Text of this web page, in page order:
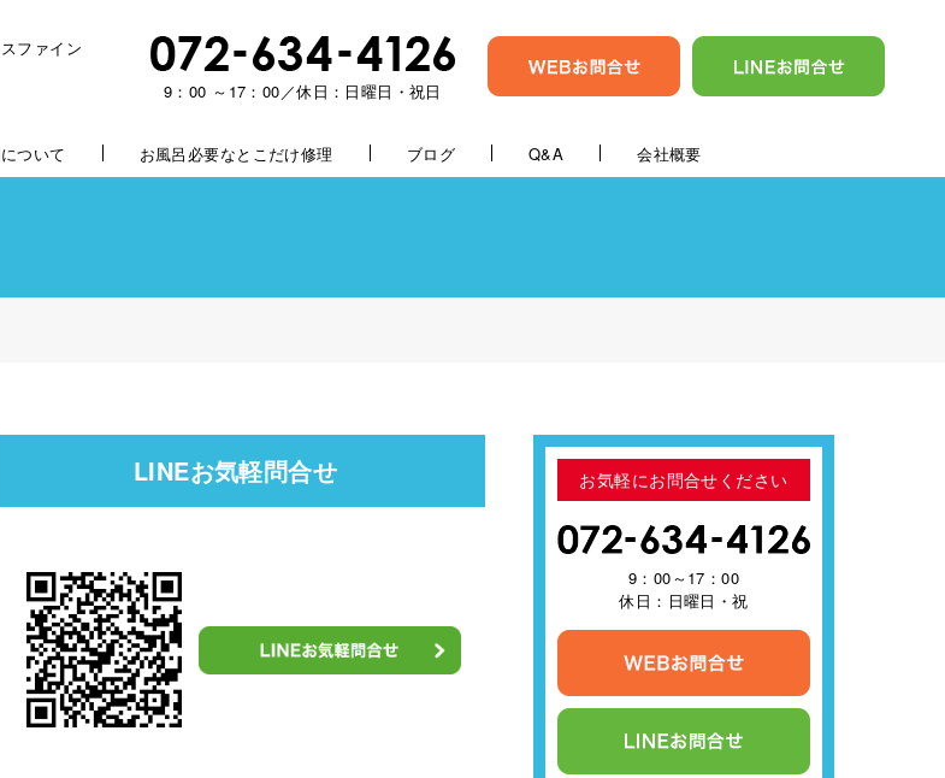
ファイン
9：00 ～17：00／休日：日曜日・祝日
ついて お風呂必要なとこだけ修理 ブログ Q&A 会社概要
LINEお気軽問合せ お気軽にお問合せください
9：00～17：00
休日：日曜日・祝